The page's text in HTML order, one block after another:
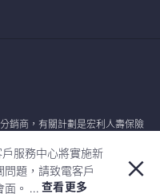
服務中心將實施新
題，請致電客戶
面。 ... 查看更多
銷商，有關計劃是宏利人壽保險
士並沒有關聯繫。